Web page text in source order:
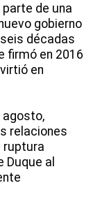
parte de una
gobierno
décadas
firmó en 2016
en
agosto,
relaciones
ruptura
al